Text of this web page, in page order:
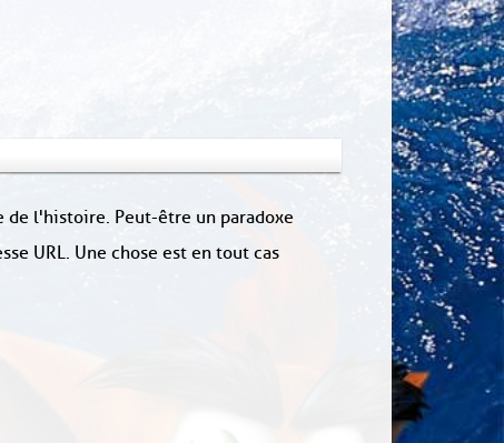
de l'histoire. Peut-être un paradoxe
URL. Une chose est en tout cas